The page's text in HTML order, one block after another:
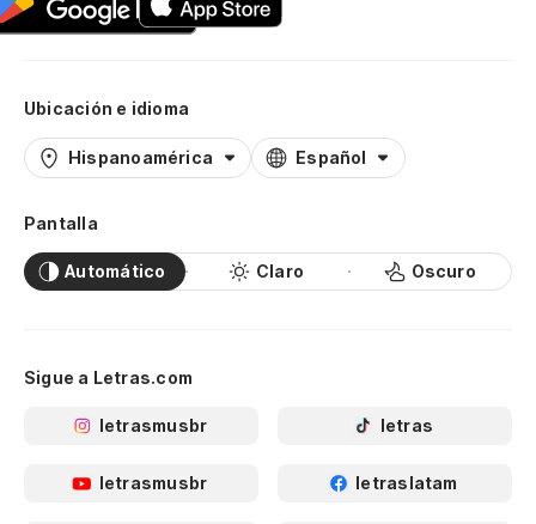
Ubicación e idioma
Hispanoamérica Español
Pantalla
Automático Claro Oscuro
Sigue a Letras.com
letrasmusbr letras
letrasmusbr letraslatam